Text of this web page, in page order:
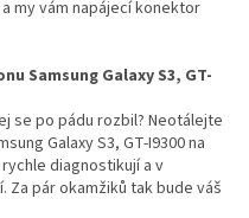
my vám napájecí konektor
Samsung Galaxy S3, GT-
se po pádu rozbil? Neotálejte
Galaxy S3, GT-I9300 na
diagnostikují a v
pár okamžiků tak bude váš